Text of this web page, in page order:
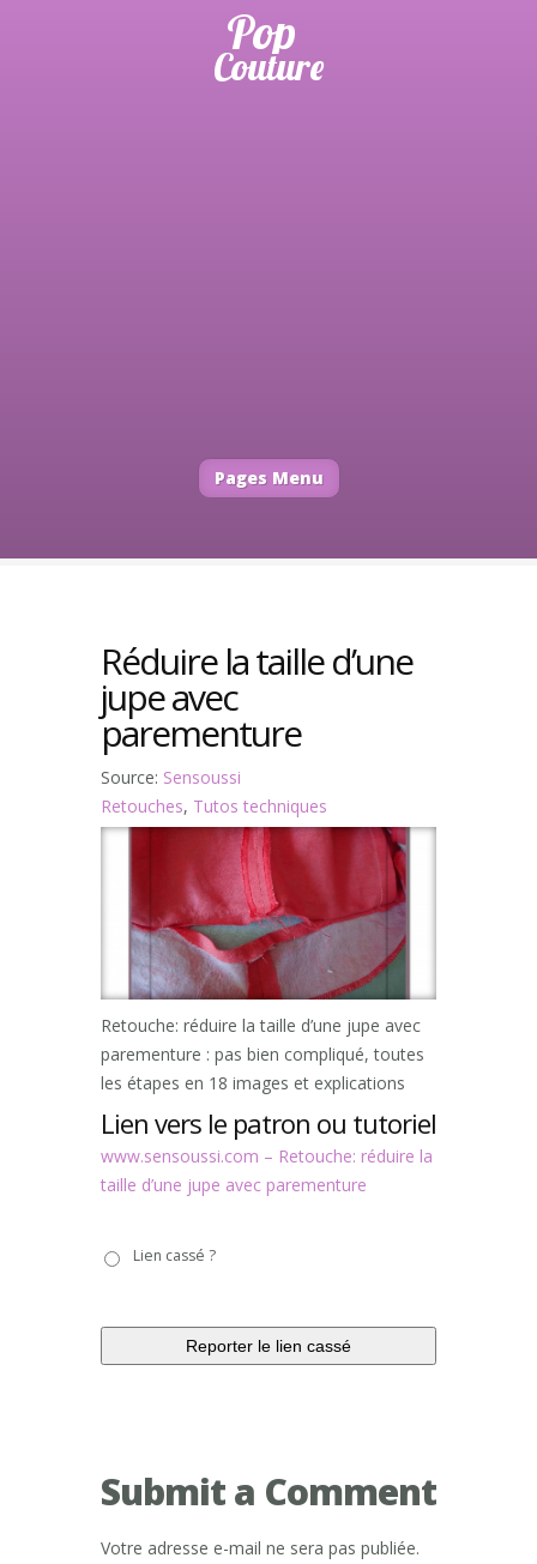
Pages Menu
Réduire la taille d’une
jupe avec
parementure
Source: Sensoussi
Retouches, Tutos techniques
Retouche: réduire la taille d’une jupe avec
parementure : pas bien compliqué, toutes
les étapes en 18 images et explications
Lien vers le patron ou tutoriel
www.sensoussi.com – Retouche: réduire la
taille d’une jupe avec parementure
casséLien cassé ?
Submit a Comment
Votre adresse e-mail ne sera pas publiée.